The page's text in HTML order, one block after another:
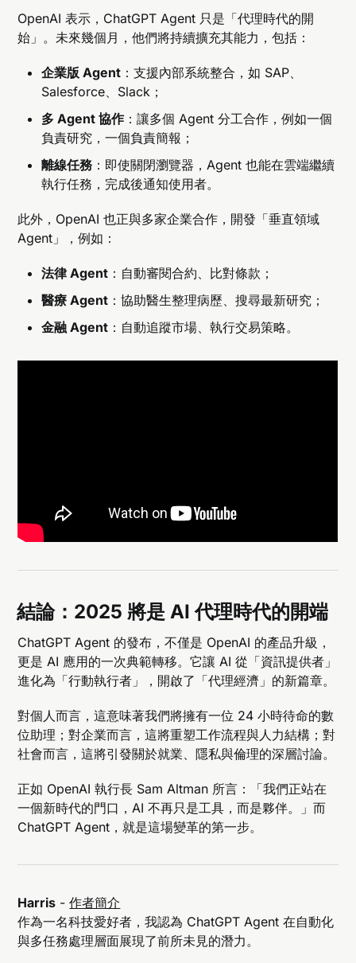
OpenAI 表示，ChatGPT Agent 只是「代理時代的開
始」。未來幾個月，他們將持續擴充其能力，包括：
企業版 Agent ：支援內部系統整合，如 SAP、
Salesforce、Slack；
多 Agent 協作：讓多個 Agent 分工合作，例如一個
負責研究，一個負責簡報；
離線任務 ：即使關閉瀏覽器，Agent 也能在雲端繼續
執行任務，完成後通知使用者。
此外，OpenAI 也正與多家企業合作，開發「垂直領域
Agent」，例如：
法律 Agent ：自動審閱合約、比對條款；
醫療 Agent ：協助醫生整理病歷、搜尋最新研究；
金融 Agent ：自動追蹤市場、執行交易策略。
結論：2025 將是 AI 代理時代的開端
ChatGPT Agent 的發布，不僅是 OpenAI 的產品升級，
更是 AI 應用的一次典範轉移。它讓 AI 從「資訊提供者」
進化為「行動執行者」，開啟了「代理經濟」的新篇章。
對個人而言，這意味著我們將擁有一位 24 小時待命的數
位助理；對企業而言，這將重塑工作流程與人力結構；對
社會而言，這將引發關於就業、隱私與倫理的深層討論。
正如 OpenAI 執行長 Sam Altman 所言：「我們正站在
一個新時代的門口，AI 不再只是工具，而是夥伴。」而
ChatGPT Agent，就是這場變革的第一步。
Harris -作者簡介
作為一名科技愛好者，我認為 ChatGPT Agent 在自動化
與多任務處理層面展現了前所未見的潛力。